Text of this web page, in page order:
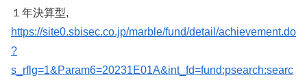
１年決算型,
https://site0.sbisec.co.jp/marble/fund/detail/achievement.do
?
s_rflg=1&Param6=20231E01A&int_fd=fund:psearch:searc